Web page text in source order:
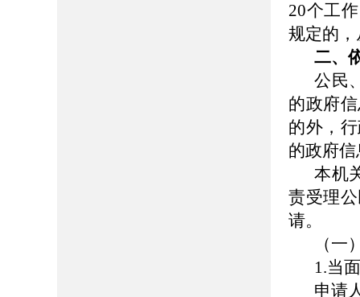
20个工
规定的
二、
公民
的政府
的外，
的政府
本机
责受理
请。
（一
1.当
申请